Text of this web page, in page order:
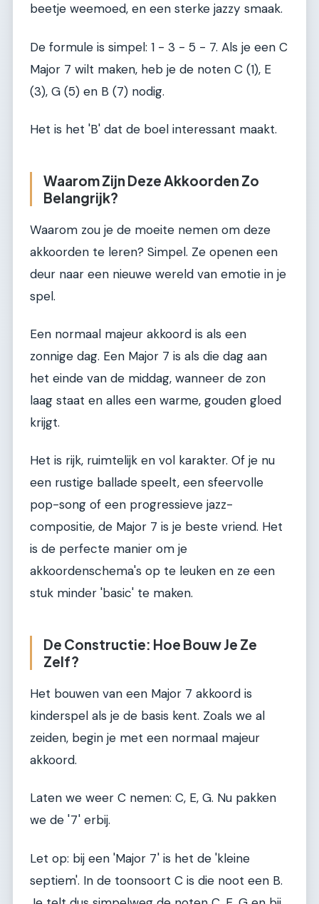
beetje weemoed, en een sterke jazzy smaak.
De formule is simpel: 1 - 3 - 5 - 7. Als je een C
Major 7 wilt maken, heb je de noten C (1), E
(3), G (5) en B (7) nodig.
Het is het 'B' dat de boel interessant maakt.
Waarom Zijn Deze Akkoorden Zo
Belangrijk?
Waarom zou je de moeite nemen om deze
akkoorden te leren? Simpel. Ze openen een
deur naar een nieuwe wereld van emotie in je
spel.
Een normaal majeur akkoord is als een
zonnige dag. Een Major 7 is als die dag aan
het einde van de middag, wanneer de zon
laag staat en alles een warme, gouden gloed
krijgt.
Het is rijk, ruimtelijk en vol karakter. Of je nu
een rustige ballade speelt, een sfeervolle
pop-song of een progressieve jazz-
compositie, de Major 7 is je beste vriend. Het
is de perfecte manier om je
akkoordenschema's op te leuken en ze een
stuk minder 'basic' te maken.
De Constructie: Hoe Bouw Je Ze
Zelf?
Het bouwen van een Major 7 akkoord is
kinderspel als je de basis kent. Zoals we al
zeiden, begin je met een normaal majeur
akkoord.
Laten we weer C nemen: C, E, G. Nu pakken
we de '7' erbij.
Let op: bij een 'Major 7' is het de 'kleine
septiem'. In de toonsoort C is die noot een B.